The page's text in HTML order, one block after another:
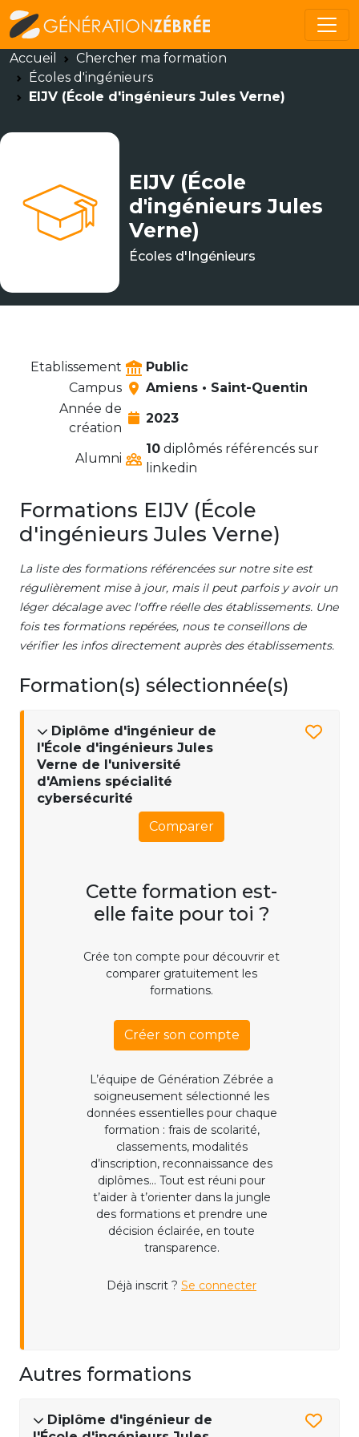
Accueil
Chercher ma formation
Écoles d'ingénieurs
EIJV (École d'ingénieurs Jules Verne)
EIJV (École
d'ingénieurs Jules
Verne)
Écoles d'Ingénieurs
Etablissement
Public
Campus
Amiens • Saint-Quentin
Année de
création
2023
Alumni
10 diplômés référencés sur
linkedin
Formations EIJV (École
d'ingénieurs Jules Verne)
La liste des formations référencées sur notre site est
régulièrement mise à jour, mais il peut parfois y avoir un
léger décalage avec l'offre réelle des établissements. Une
fois tes formations repérées, nous te conseillons de
vérifier les infos directement auprès des établissements.
Formation(s) sélectionnée(s)
Diplôme d'ingénieur de
l'École d'ingénieurs Jules
Verne de l'université
d'Amiens spécialité
cybersécurité
Comparer
Cette formation est-
elle faite pour toi ?
Crée ton compte pour découvrir et
comparer gratuitement les
formations.
Créer son compte
L’équipe de Génération Zébrée a
soigneusement sélectionné les
données essentielles pour chaque
formation : frais de scolarité,
classements, modalités
d’inscription, reconnaissance des
diplômes... Tout est réuni pour
t’aider à t’orienter dans la jungle
des formations et prendre une
décision éclairée, en toute
transparence.
Déjà inscrit ? Se connecter
Autres formations
Diplôme d'ingénieur de